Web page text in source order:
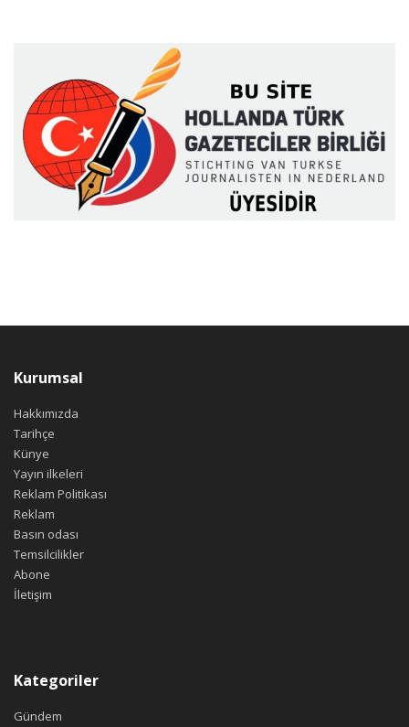
Kurumsal
Hakkımızda
Tarihçe
Künye
Yayın ilkeleri
Reklam Politikası
Reklam
Basın odası
Temsilcilikler
Abone
İletişim
Kategoriler
Gündem